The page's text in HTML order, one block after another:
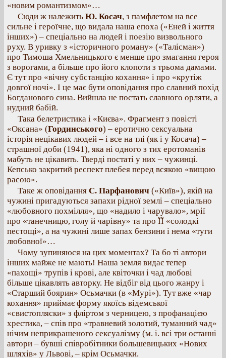
«новим романтизмом»…
Сюди ж належить Ю. Косач, з памфлетом на все
сильне і героїчне, що видала наша епоха («Еней і життя
інших») – спеціально на людей і поезію визвольного
руху. В уривку з «історичного роману» («Талісман»)
про Тимоша Хмельницького є менше про змагання героя
з ворогами, а більше про його клопоти з трьома дамами.
Є тут про «вічну субстанцію кохання» і про «крутіж
довгої ночі». І це має бути оповідання про славний похід
Богданового сина. Вийшла не постать славного орляти, а
нудний бабій.
Така белетристика і «Києва». Фрагмент з повісті
«Оксана» (Гординського) – еротично сексуальна
історія нецікавих людей – і все на тлі (як і у Косача) –
страшної доби (1941), яка ні одного з тих еротоманів
мабуть не цікавить. Тверді постаті у них – чужинці.
Кепсько закритий респект плебея перед всякою «вищою
расою».
Таке ж оповідання С. Парфанович («Київ»), якій на
чужині пригадуються запахи рідної землі – спеціально
«любовного похмілля», що «надило і чарувало», мрії
про «танечницю, голу й чарівну» та про ЇЇ «солодкі
пестощі», а на чужині лише запах бензини і нема «туги
любовної»…
Чому зупиняюся на цих моментах? Та бо ті автори
інших майже не мають! Наша земля видає тепер
«пахощі» трупів і крові, але квіточки і чад любові
більше цікавлять авторку. Не відбіг від цього жанру і
«Старший боярин» Осьмачки (в «Мурі»). Тут вже «чар
кохання» приймає форму якоїсь відемської
«свистопляски» з фліртом з черницею, з профанацією
хрестика, – спів про «травневий золотий, туманний чад»
нічим неприкрашеного сексуалізму (м. і. всі три останні
автори – бувші співробітники большевицьких «Нових
шляхів» у Львові, – крім Осьмачки.